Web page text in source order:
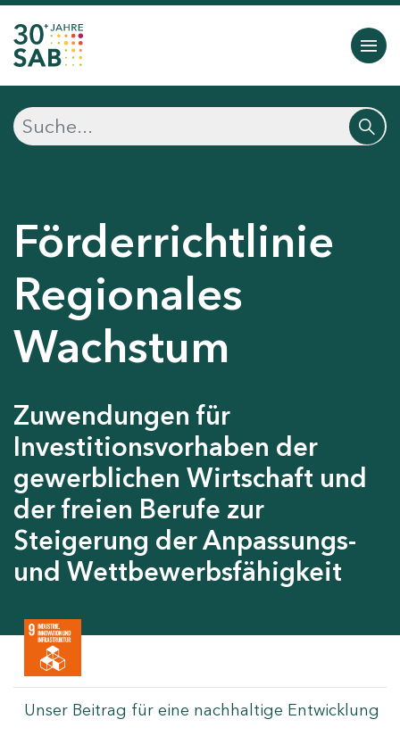
Förderrichtlinie
Regionales
Wachstum
Zuwendungen für
Investitionsvorhaben der
gewerblichen Wirtschaft und
der freien Berufe zur
Steigerung der Anpassungs-
und Wettbewerbsfähigkeit
Unser Beitrag für eine nachhaltige Entwicklung